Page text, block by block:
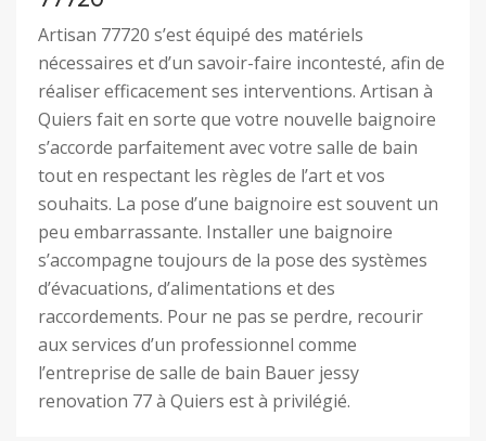
Artisan 77720 s’est équipé des matériels
nécessaires et d’un savoir-faire incontesté, afin de
réaliser efficacement ses interventions. Artisan à
Quiers fait en sorte que votre nouvelle baignoire
s’accorde parfaitement avec votre salle de bain
tout en respectant les règles de l’art et vos
souhaits. La pose d’une baignoire est souvent un
peu embarrassante. Installer une baignoire
s’accompagne toujours de la pose des systèmes
d’évacuations, d’alimentations et des
raccordements. Pour ne pas se perdre, recourir
aux services d’un professionnel comme
l’entreprise de salle de bain Bauer jessy
renovation 77 à Quiers est à privilégié.